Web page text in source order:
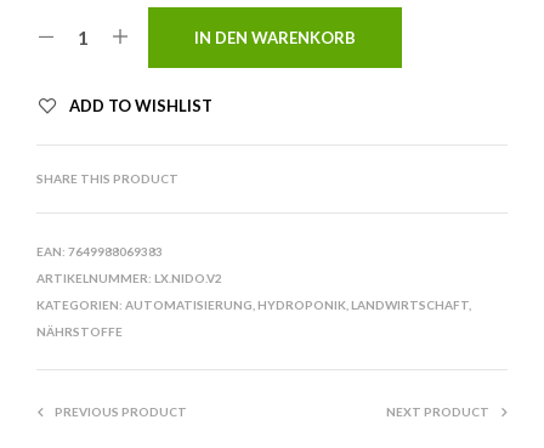
IN DEN WARENKORB
ADD TO WISHLIST
SHARE THIS PRODUCT
EAN: 7649988069383
ARTIKELNUMMER: LX.NIDO.V2
KATEGORIEN: AUTOMATISIERUNG HYDROPONIK LANDWIRTSCHAFT
NÄHRSTOFFE
PREVIOUS PRODUCT NEXT PRODUCT